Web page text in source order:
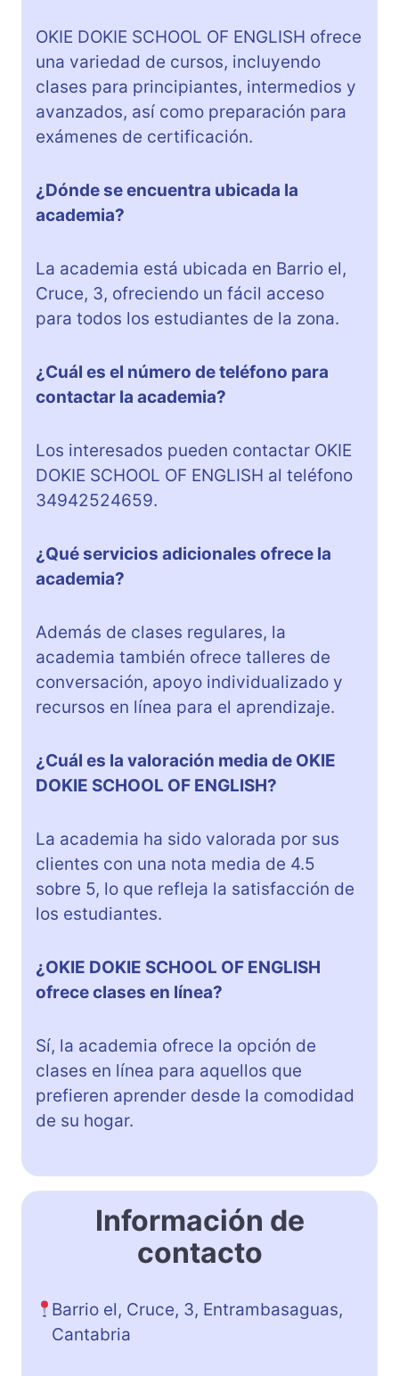
OKIE DOKIE SCHOOL OF ENGLISH ofrece
una variedad de cursos, incluyendo
clases para principiantes, intermedios y
avanzados, así como preparación para
exámenes de certificación.
¿Dónde se encuentra ubicada la
academia?
La academia está ubicada en Barrio el,
Cruce, 3, ofreciendo un fácil acceso
para todos los estudiantes de la zona.
¿Cuál es el número de teléfono para
contactar la academia?
Los interesados pueden contactar OKIE
DOKIE SCHOOL OF ENGLISH al teléfono
34942524659.
¿Qué servicios adicionales ofrece la
academia?
Además de clases regulares, la
academia también ofrece talleres de
conversación, apoyo individualizado y
recursos en línea para el aprendizaje.
¿Cuál es la valoración media de OKIE
DOKIE SCHOOL OF ENGLISH?
La academia ha sido valorada por sus
clientes con una nota media de 4.5
sobre 5, lo que refleja la satisfacción de
los estudiantes.
¿OKIE DOKIE SCHOOL OF ENGLISH
ofrece clases en línea?
Sí, la academia ofrece la opción de
clases en línea para aquellos que
prefieren aprender desde la comodidad
de su hogar.
Información de
contacto
Barrio el, Cruce, 3, Entrambasaguas,
Cantabria